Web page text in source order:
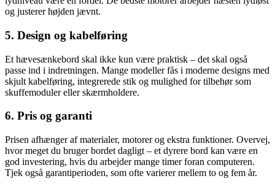
og justerer højden jævnt.
5. Design og kabelføring
Et hævesænkebord skal ikke kun være praktisk – det skal også
passe ind i indretningen. Mange modeller fås i moderne designs med
skjult kabelføring, integrerede stik og mulighed for tilbehør som
skuffemoduler eller skærmholdere.
6. Pris og garanti
Prisen afhænger af materialer, motorer og ekstra funktioner. Overvej,
hvor meget du bruger bordet dagligt – et dyrere bord kan være en
god investering, hvis du arbejder mange timer foran computeren.
Tjek også garantiperioden, som ofte varierer mellem to og fem år.